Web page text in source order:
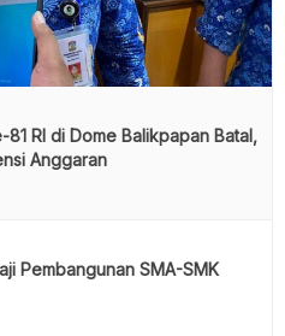
RI di Dome Balikpapan Batal,
Anggaran
Pembangunan SMA-SMK